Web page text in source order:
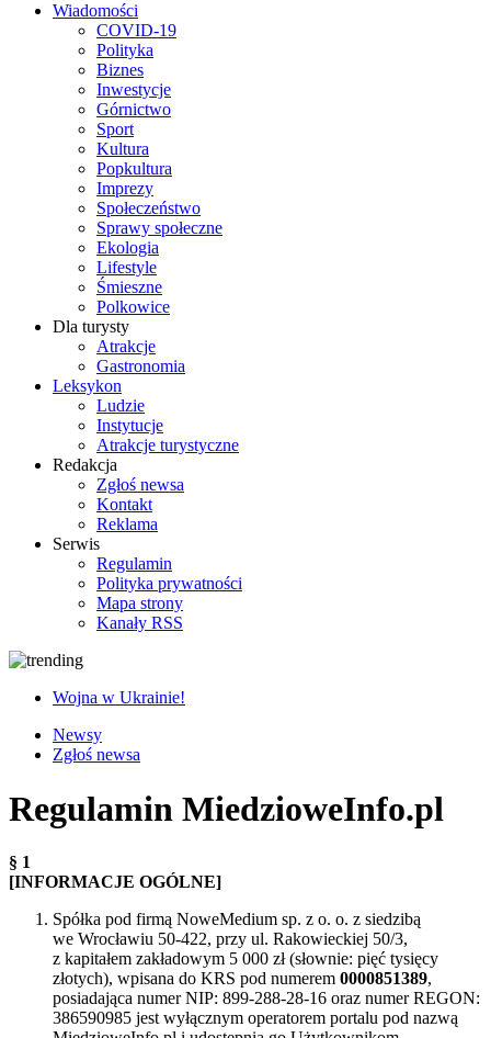
Wiadomości
COVID-19
Polityka
Biznes
Inwestycje
Górnictwo
Sport
Kultura
Popkultura
Imprezy
Społeczeństwo
Sprawy społeczne
Ekologia
Lifestyle
Śmieszne
Polkowice
Dla turysty
Atrakcje
Gastronomia
Leksykon
Ludzie
Instytucje
Atrakcje turystyczne
Redakcja
Zgłoś newsa
Kontakt
Reklama
Serwis
Regulamin
Polityka prywatności
Mapa strony
Kanały RSS
Wojna w Ukrainie!
Newsy
Zgłoś newsa
Regulamin MiedzioweInfo.pl
§ 1
[INFORMACJE OGÓLNE]
Spółka pod firmą NoweMedium sp. z o. o. z siedzibą
we Wrocławiu 50-422, przy ul. Rakowieckiej 50/3,
z kapitałem zakładowym 5 000 zł (słownie: pięć tysięcy
złotych), wpisana do KRS pod numerem 0000851389,
posiadająca numer NIP: 899-288-28-16 oraz numer REGON:
386590985 jest wyłącznym operatorem portalu pod nazwą